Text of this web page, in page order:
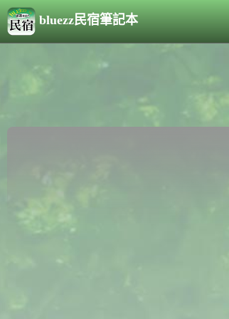
bluezz民宿筆記本